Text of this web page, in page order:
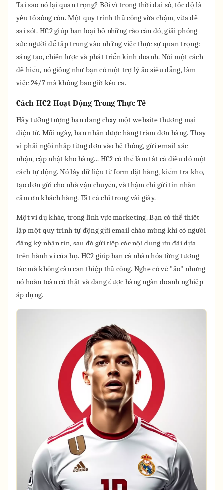
Tại sao nó lại quan trọng? Bởi vì trong thời đại số, tốc độ là
yếu tố sống còn. Một quy trình thủ công vừa chậm, vừa dễ
sai sót. HC2 giúp bạn loại bỏ những rào cản đó, giải phóng
sức người để tập trung vào những việc thực sự quan trọng:
sáng tạo, chiến lược và phát triển kinh doanh. Nói một cách
dễ hiểu, nó giống như bạn có một trợ lý ảo siêu đẳng, làm
việc 24/7 mà không bao giờ kêu ca.
Cách HC2 Hoạt Động Trong Thực Tế
Hãy tưởng tượng bạn đang chạy một website thương mại
điện tử. Mỗi ngày, bạn nhận được hàng trăm đơn hàng. Thay
vì phải ngồi nhập từng đơn vào hệ thống, gửi email xác
nhận, cập nhật kho hàng... HC2 có thể làm tất cả điều đó một
cách tự động. Nó lấy dữ liệu từ form đặt hàng, kiểm tra kho,
tạo đơn gửi cho nhà vận chuyển, và thậm chí gửi tin nhắn
cảm ơn khách hàng. Tất cả chỉ trong vài giây.
Một ví dụ khác, trong lĩnh vực marketing. Bạn có thể thiết
lập một quy trình tự động gửi email chào mừng khi có người
đăng ký nhận tin, sau đó gửi tiếp các nội dung ưu đãi dựa
trên hành vi của họ. HC2 giúp bạn cá nhân hóa từng tương
tác mà không cần can thiệp thủ công. Nghe có vẻ "ảo" nhưng
nó hoàn toàn có thật và đang được hàng ngàn doanh nghiệp
áp dụng.